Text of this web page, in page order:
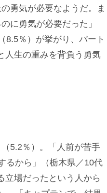
勇気が必要なようだ。ま
に勇気が必要だった」
8.5％）が挙がり、パート
人生の重みを背負う勇気
5.2％）。「人前が苦手
るから」（栃木県／10代
立場だったという人から